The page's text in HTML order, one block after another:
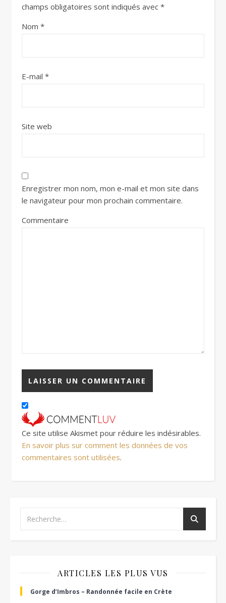
champs obligatoires sont indiqués avec *
Nom *
E-mail *
Site web
Enregistrer mon nom, mon e-mail et mon site dans
le navigateur pour mon prochain commentaire.
Commentaire
Ce site utilise Akismet pour réduire les indésirables.
En savoir plus sur comment les données de vos
commentaires sont utilisées.
ARTICLES LES PLUS VUS
Gorge d’Imbros – Randonnée facile en Crète